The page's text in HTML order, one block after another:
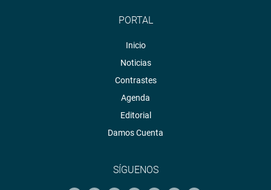
PORTAL
Inicio
Noticias
Contrastes
Agenda
Editorial
Damos Cuenta
SÍGUENOS